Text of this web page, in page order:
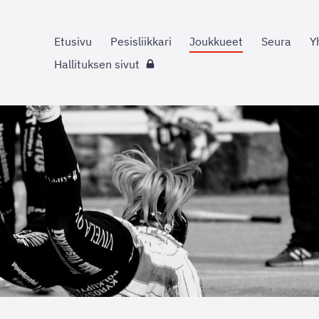
Etusivu Pesisliikkari Joukkueet Seura
Hallituksen sivut